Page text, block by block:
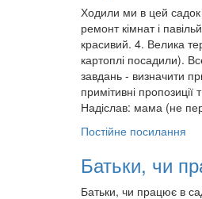
Ходили ми в цей садок
ремонт кімнат і
красивий. 4. Велика
картоплі посадили).
завдань - визначити
примітивні
Надіслав: мама (не
Постійне посилання
Батьки, чи
Батьки, чи працює в